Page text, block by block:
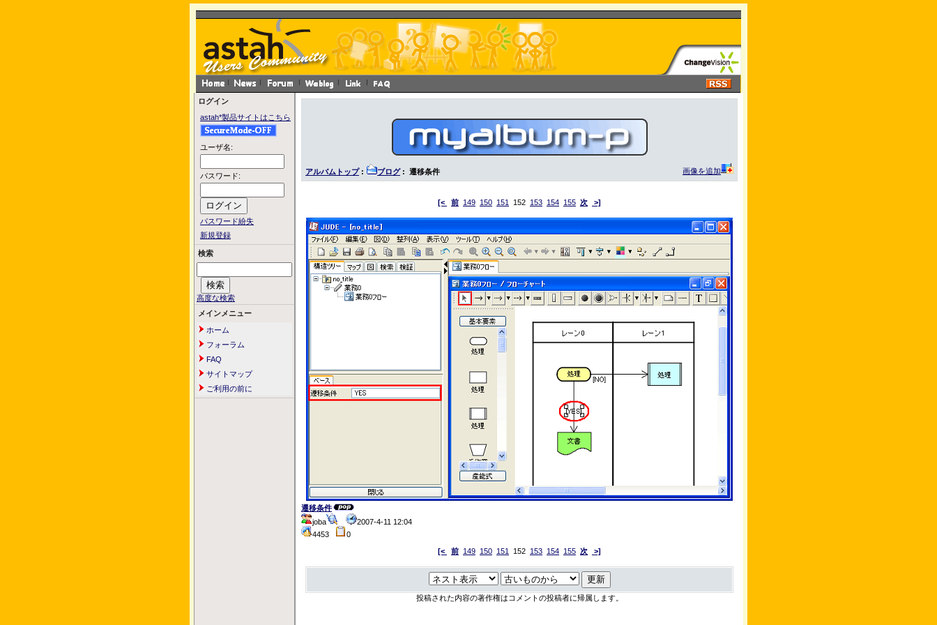
ログイン
astah*製品サイトはこちら
ユーザ名:
パスワード:
パスワード紛失
新規登録
検索
高度な検索
メインメニュー
ホーム
フォーラム
FAQ
サイトマップ
ご利用の前に
アルバムトップ: ブログ: 遷移条件 画像を追加
[< 前 149 150 151 152 153 154 155 次 >]
遷移条件
joba
2007-4-11 12:04
4453
0
[<
前 149 150 151 152 153 154 155 次 >]
投稿された内容の著作権はコメントの投稿者に帰属します。